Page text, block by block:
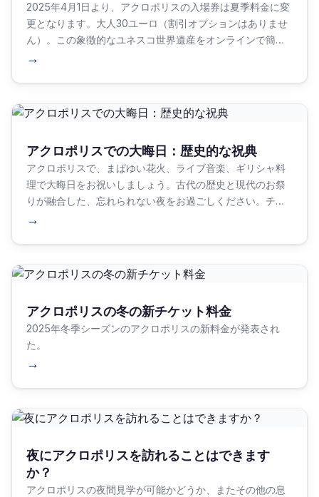
2025年4月1日より、アクロポリスの入場券は夏季料金に変
更となります。大人30ユーロ（割引オプションはありませ
ん）。この象徴的なユネスコ世界遺産をオンラインで簡単
→
アクロポリスでの大晦日：歴史的な祝典
アクロポリスで、まばゆい花火、ライブ音楽、ギリシャ料
理で大晦日をお祝いしましょう。古代の歴史と現代のお祭
りが融合した、忘れられない夜をお過ごしください。チケ
→
アクロポリスの冬の新チケット料金
2025年冬季シーズンのアクロポリスの新料金が発表され
た。
→
夜にアクロポリスを訪れることはできます
か？
アクロポリスの夜間見学が可能かどうか、またその他の息